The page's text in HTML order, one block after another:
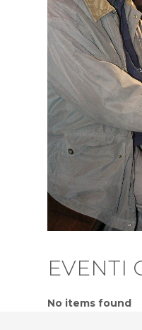
EVENTI
No items found